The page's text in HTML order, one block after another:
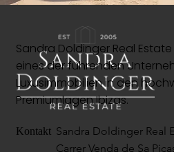
Sandra Doldinger Real
eines der führenden
Luxusimmobilien in den
Premiumlagen Ibizas.
Kontakt Sandra Doldinger Real
Carrer Venda de Sa